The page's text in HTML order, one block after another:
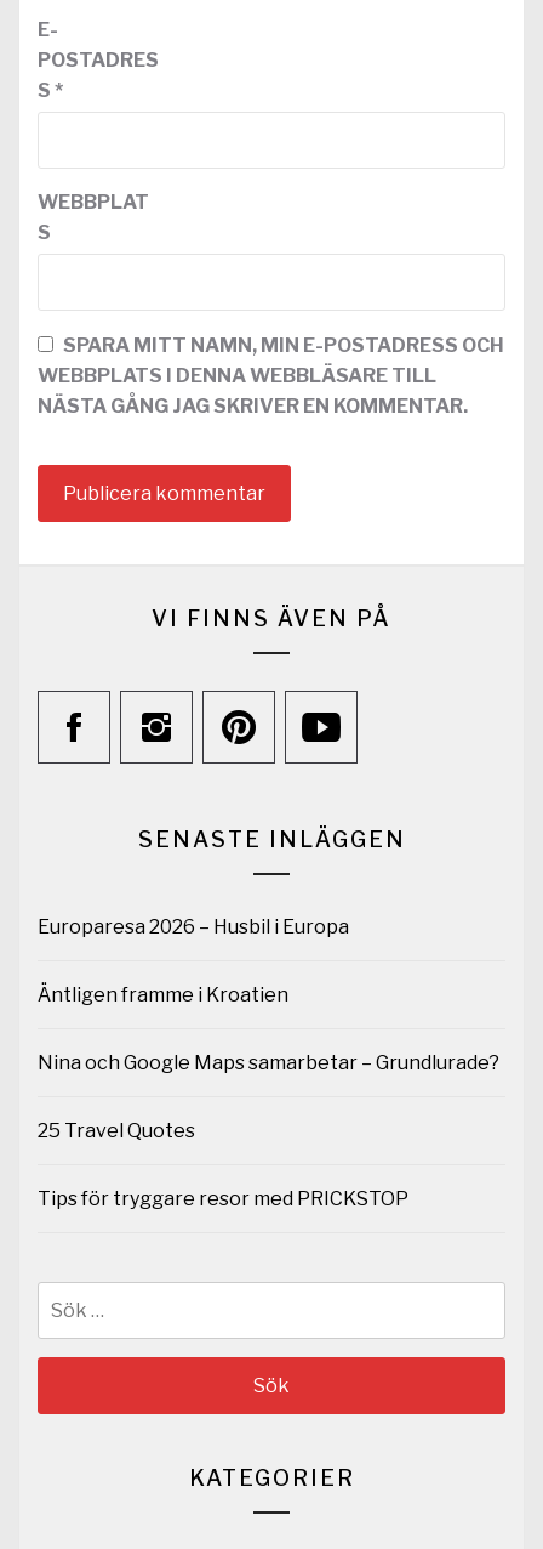
E-
POSTADRES
S *
WEBBPLAT
S
SPARA MITT NAMN, MIN E-POSTADRESS OCH
WEBBPLATS I DENNA WEBBLÄSARE TILL
NÄSTA GÅNG JAG SKRIVER EN KOMMENTAR.
VI FINNS ÄVEN PÅ
SENASTE INLÄGGEN
Europaresa 2026 – Husbil i Europa
Äntligen framme i Kroatien
Nina och Google Maps samarbetar – Grundlurade?
25 Travel Quotes
Tips för tryggare resor med PRICKSTOP
KATEGORIER